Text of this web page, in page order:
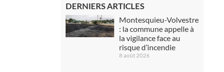
DERNIERS ARTICLES
Montesquieu-Volvestre
: la commune appelle à
la vigilance face au
risque d’incendie
8 août 2026